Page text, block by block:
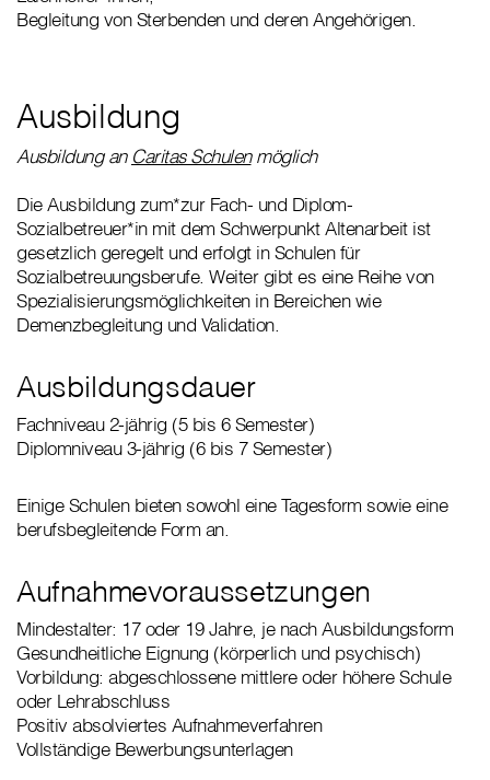
Begleitung von Sterbenden und deren Angehörigen.
Ausbildung
Ausbildung an Caritas Schulenmöglich
Die Ausbildung zum*zur Fach- und Diplom-
Sozialbetreuer*in mit dem Schwerpunkt Altenarbeit ist
gesetzlich geregelt und erfolgt in Schulen für
Sozialbetreuungsberufe. Weiter gibt es eine Reihe von
Spezialisierungsmöglichkeiten in Bereichen wie
Demenzbegleitung und Validation.
Ausbildungsdauer
Fachniveau 2-jährig (5 bis 6 Semester)
Diplomniveau 3-jährig (6 bis 7 Semester)
Einige Schulen bieten sowohl eine Tagesform sowie eine
berufsbegleitende Form an.
Aufnahmevoraussetzungen
Mindestalter: 17 oder 19 Jahre, je nach Ausbildungsform
Gesundheitliche Eignung (körperlich und psychisch)
Vorbildung: abgeschlossene mittlere oder höhere Schule
oder Lehrabschluss
Positiv absolviertes Aufnahmeverfahren
Vollständige Bewerbungsunterlagen